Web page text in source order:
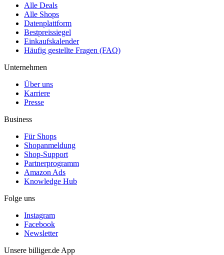
Alle Deals
Alle Shops
Datenplattform
Bestpreissiegel
Einkaufskalender
Häufig gestellte Fragen (FAQ)
Unternehmen
Über uns
Karriere
Presse
Business
Für Shops
Shopanmeldung
Shop-Support
Partnerprogramm
Amazon Ads
Knowledge Hub
Folge uns
Instagram
Facebook
Newsletter
Unsere billiger.de App